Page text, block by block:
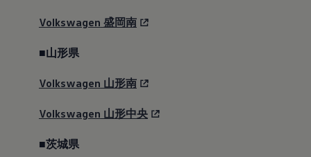
Volkswagen 盛岡南
■山形県
Volkswagen 山形南
Volkswagen 山形中央
■茨城県